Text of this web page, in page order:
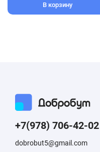
В корзину
+7(978) 706-42-02
dobrobut5@gmail.com